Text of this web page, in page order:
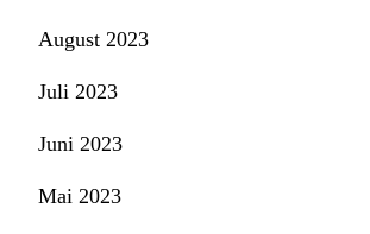
August 2023
Juli 2023
Juni 2023
Mai 2023